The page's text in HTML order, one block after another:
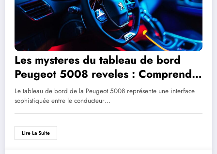
Les mysteres du tableau de bord
Peugeot 5008 reveles : Comprendre
les signaux d’urgence
Le tableau de bord de la Peugeot 5008 représente une interface
sophistiquée entre le conducteur…
Lire La Suite